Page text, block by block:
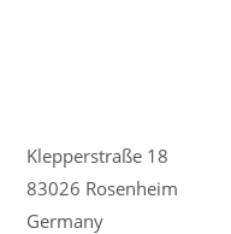
Klepperstraße 18
83026 Rosenheim
Germany